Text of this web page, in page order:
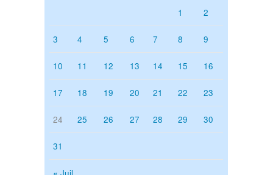
1 2
3 4 5 6 7 8 9
10 11 12 13 14 15 16
17 18 19 20 21 22 23
24 25 26 27 28 29 30
31